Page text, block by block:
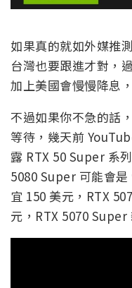
如果真的就如外媒推
台灣也要跟進才對，
加上美國會慢慢降息
不過如果你不急的話
等待，幾天前
露 RTX 50 Super 系
5080 Super 可能會
宜 150 美元，RTX
元，RTX 5070 Super